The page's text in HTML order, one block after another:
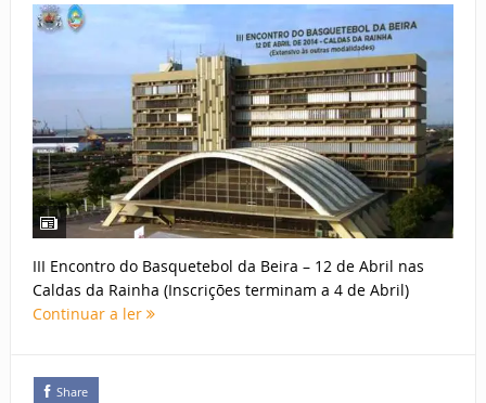
III Encontro do Basquetebol da Beira – 12 de Abril nas
Caldas da Rainha (Inscrições terminam a 4 de Abril)
Continuar a ler
Share